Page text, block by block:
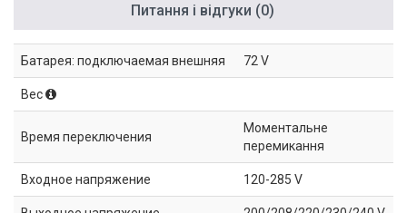
Питання і відгуки (0)
Батарея: подключаемая внешняя 72 V
Вес
Время переключения
Моментальне
перемикання
Входное напряжение 120-285 V